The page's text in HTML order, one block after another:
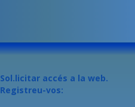
Sol.licitar accés a la web.
Registreu-vos: